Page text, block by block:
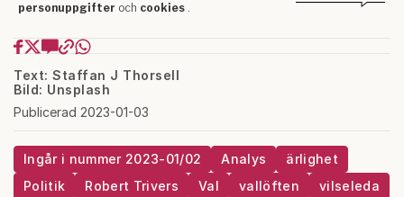
Text: Staffan J Thorsell
Bild: Unsplash
Publicerad 2023-01-03
Ingår i nummer 2023-01/02 Analys
ärlighet
Politik
Robert Trivers Val vallöften vilseleda